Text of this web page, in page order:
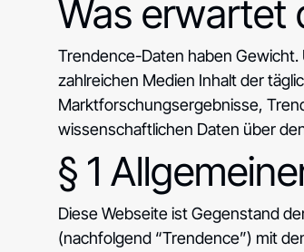
Was erwartet
Trendence-Daten haben
zahlreichen Medien Inhalt der
Marktforschungsergebnisse,
wissenschaftlichen Daten über
§ 1
Diese Webseite ist Gegenstand
(nachfolgend “Trendence”) mit